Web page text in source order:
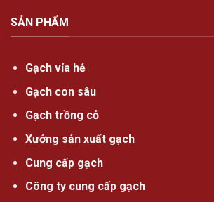
SẢN PHẨM
Gạch vỉa hẻ
Gạch con sâu
Gạch trồng cỏ
Xưởng sản xuất gạch
Cung cấp gạch
Công ty cung cấp gạch